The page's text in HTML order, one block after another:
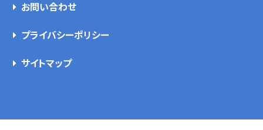
お問い合わせ
プライバシーポリシー
サイトマップ